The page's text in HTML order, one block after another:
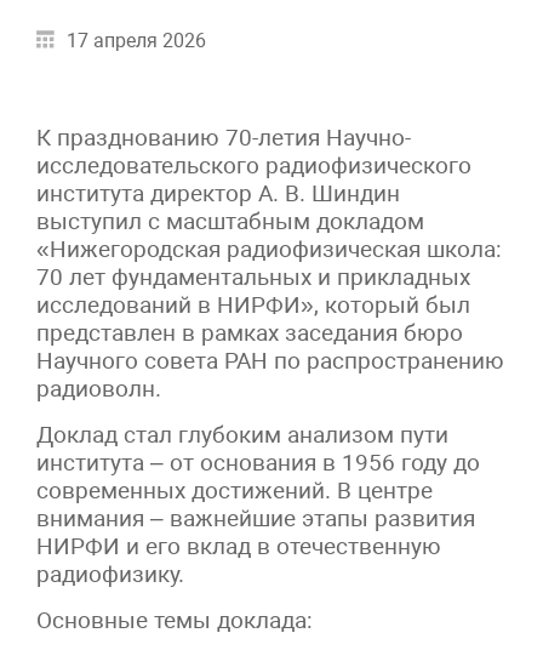
17 апреля 2026
К празднованию 70-летия Научно-
исследовательского радиофизического
института директор А. В. Шиндин
выступил с масштабным докладом
«Нижегородская радиофизическая школа:
70 лет фундаментальных и прикладных
исследований в НИРФИ», который был
представлен в рамках заседания бюро
Научного совета РАН по распространению
радиоволн.
Доклад стал глубоким анализом пути
института – от основания в 1956 году до
современных достижений. В центре
внимания – важнейшие этапы развития
НИРФИ и его вклад в отечественную
радиофизику.
Основные темы доклада: